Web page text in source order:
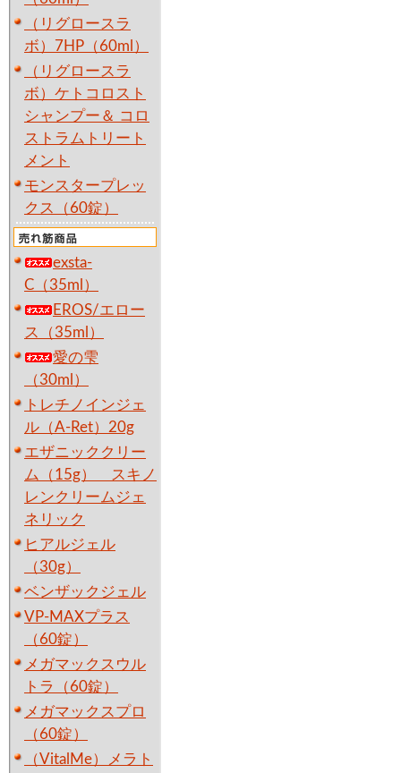
（リグロースラ
ボ）7HP（60ml）
（リグロースラ
ボ）ケトコロスト
シャンプー＆ コロ
ストラムトリート
メント
モンスタープレッ
クス（60錠）
exsta-
C（35ml）
EROS/エロー
ス（35ml）
愛の雫
（30ml）
トレチノインジェ
ル（A-Ret）20g
エザニッククリー
ム（15g） スキノ
レンクリームジェ
ネリック
ヒアルジェル
（30g）
ベンザックジェル
VP-MAXプラス
（60錠）
メガマックスウル
トラ（60錠）
メガマックスプロ
（60錠）
（VitalMe）メラト